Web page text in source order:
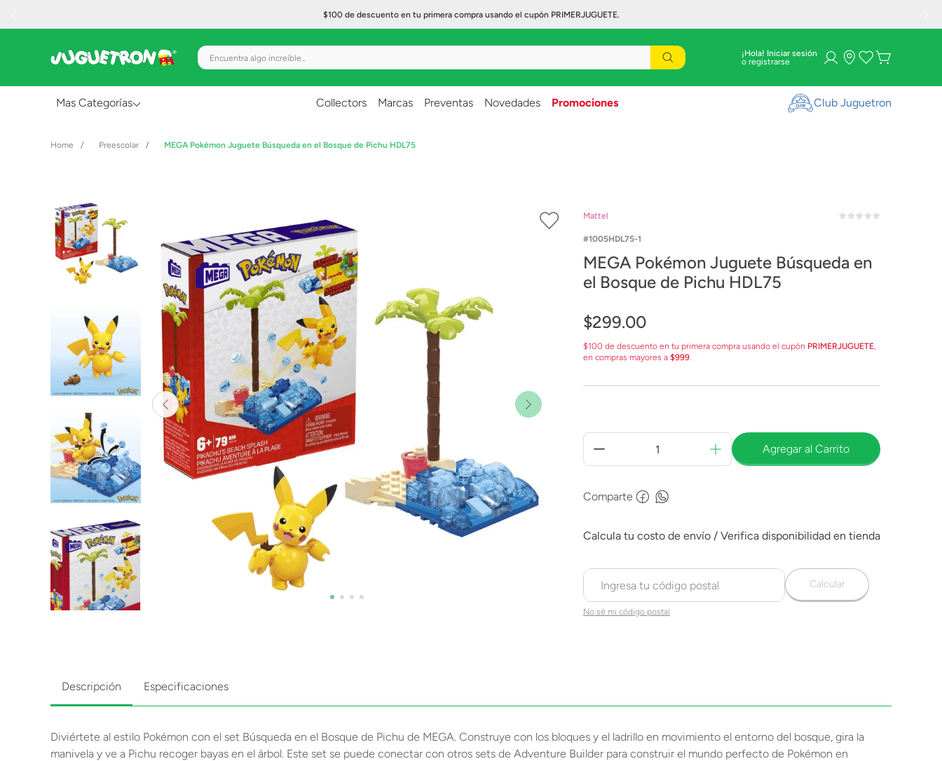
$100 de descuento en tu primera compra usando el cupón PRIMERJUGUETE.
Encuentra algo increíble... ¡Hola! Iniciar sesión
Mas Categorías
Creatividad y Arte
Figuras de Acción
Gadgets y Electrónicos
Lanzadores
Muñecas
Construcción
Peluches
Vehículos y Pistas
Collectors Marcas Preventas Novedades Promociones Club Juguetron
Preescolar MEGA Pokémon Juguete Búsqueda en el Bosque de Pichu HDL75
Mattel
1005HDL75-1
MEGA Pokémon Juguete Búsqueda en
el Bosque de Pichu HDL75
$299.00
$100 de descuento en tu primera compra usando el cupón PRIMERJUGUETE,
en compras mayores a $999.
Agregar al Carrito
Comparte
No sé mi código postal
Calcular
Descripción Especificaciones
Diviértete al estilo Pokémon con el set Búsqueda en el Bosque de Pichu de MEGA. Construye con los bloques y el ladrillo en movimiento el entorno del bosque, gira la
manivela y ve a Pichu recoger bayas en el árbol. Este set se puede conectar con otros sets de Adventure Builder para construir el mundo perfecto de Pokémon en